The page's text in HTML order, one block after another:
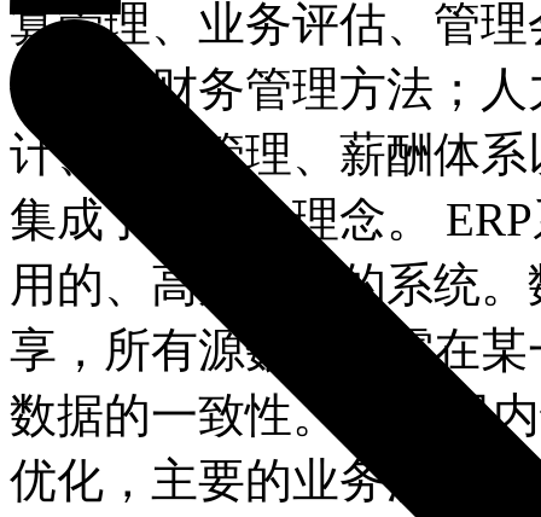
算管理、业务评估、管
代基本财务管理方法；
计、岗位管理、薪酬体
集成了先进的理念。
用的、高度集成的系统
享，所有源数据只需在
数据的一致性。 对公司
优化，主要的业务流程